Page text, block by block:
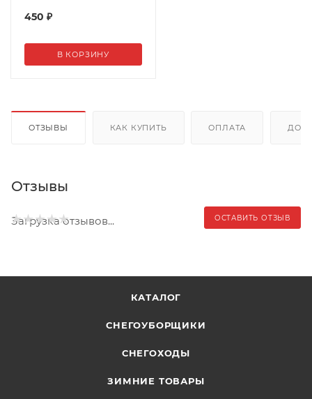
450 ₽
В КОРЗИНУ
ОТЗЫВЫ КАК КУПИТЬ ОПЛАТА
Отзывы
ОСТАВИТЬ ОТЗЫВ
Загрузка отзывов...
КАТАЛОГ
СНЕГОУБОРЩИКИ
СНЕГОХОДЫ
ЗИМНИЕ ТОВАРЫ